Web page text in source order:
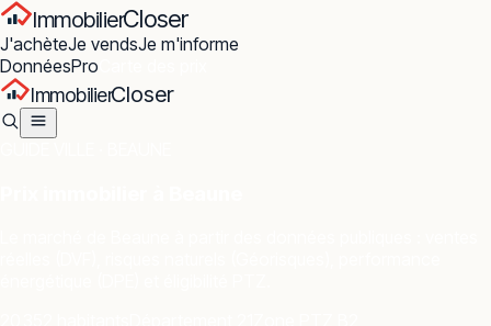
ImmobilierCloser
J'achèteJe vendsJe m'informe
DonnéesPro
ImmobilierCloser